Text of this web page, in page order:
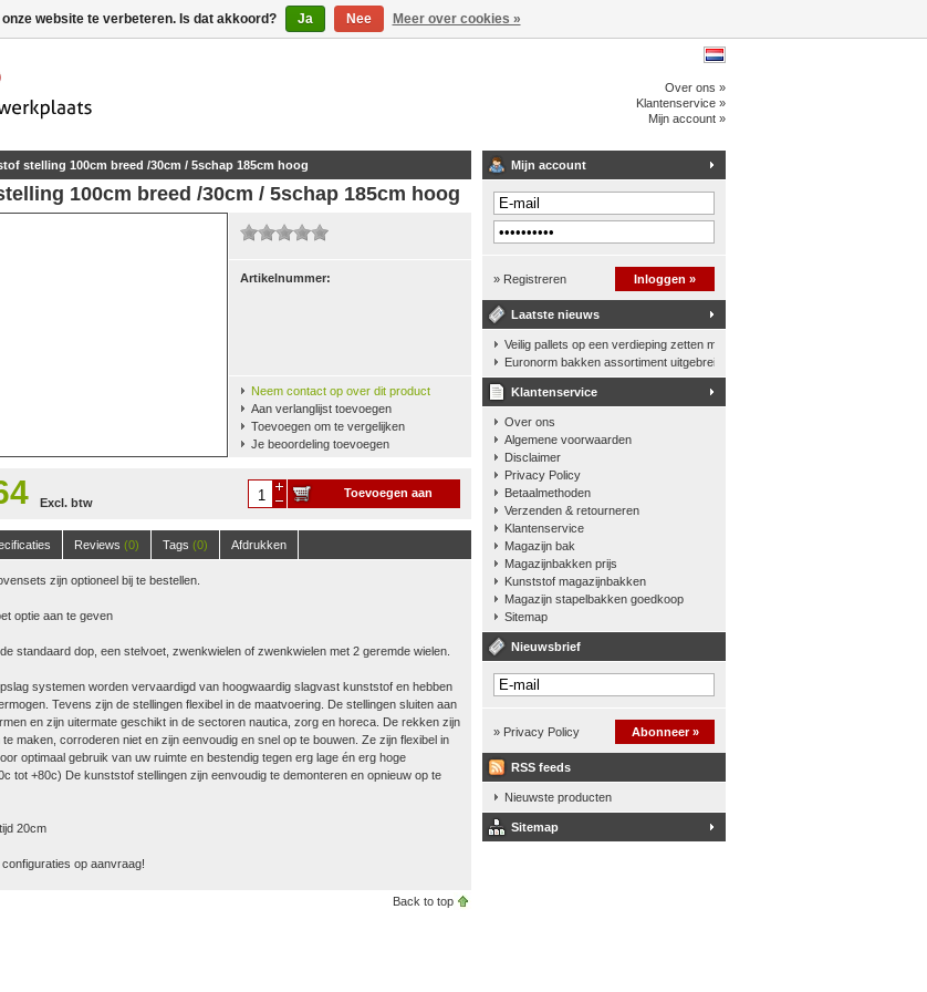
Over ons »
Klantenservice »
Mijn account »
stelling 100cm breed /30cm / 5schap 185cm hoog
100cm breed /30cm / 5schap 185cm hoog
Artikelnummer:
Neem contact op over dit product
Aan verlanglijst toevoegen
Toevoegen om te vergelijken
Je beoordeling toevoegen
Excl. btw
Toevoegen aan
Reviews (0) Tags (0) Afdrukken
zijn optioneel bij te bestellen.
optie aan te geven
standaard dop, een stelvoet, zwenkwielen of zwenkwielen met 2 geremde wielen.
systemen worden vervaardigd van hoogwaardig slagvast kunststof en hebben
Tevens zijn de stellingen flexibel in de maatvoering. De stellingen sluiten aan
en zijn uitermate geschikt in de sectoren nautica, zorg en horeca. De rekken zijn
maken, corroderen niet en zijn eenvoudig en snel op te bouwen. Ze zijn flexibel in
optimaal gebruik van uw ruimte en bestendig tegen erg lage én erg hoge
tot +80c) De kunststof stellingen zijn eenvoudig te demonteren en opnieuw op te
20cm
op aanvraag!
Back to top
Mijn account
» Registreren Inloggen »
Laatste nieuws
Veilig pallets op een verdieping zetten met een palletkantelhek
Euronorm bakken assortiment uitgebreid
Klantenservice
Over ons
Algemene voorwaarden
Disclaimer
Privacy Policy
Betaalmethoden
Verzenden & retourneren
Klantenservice
Magazijn bak
Magazijnbakken prijs
Kunststof magazijnbakken
Magazijn stapelbakken goedkoop
Sitemap
Nieuwsbrief
» Privacy Policy Abonneer »
RSS feeds
Nieuwste producten
Sitemap
website te verbeteren. Is dat akkoord? Ja Nee Meer over cookies »